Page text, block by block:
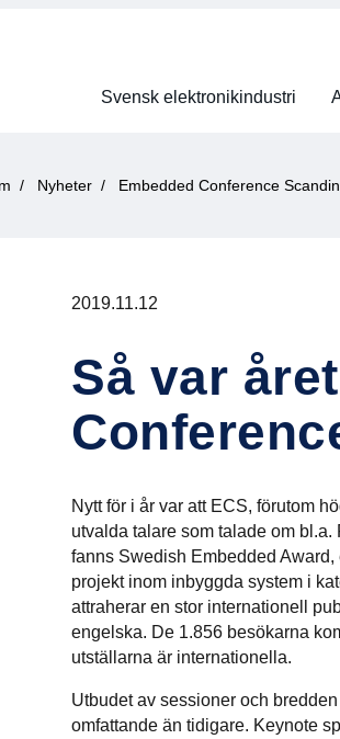
Svensk elektronikindustri
Nyheter Embedded Conference
2019.11.12
Så var
Nytt för i år var att ECS, förutom
utvalda talare som talade om
fanns Swedish Embedded
projekt inom inbyggda system i
attraherar en stor internationell
engelska. De 1.856 besökarna
utställarna är internationella.
Utbudet av sessioner och
omfattande än tidigare. Keynote